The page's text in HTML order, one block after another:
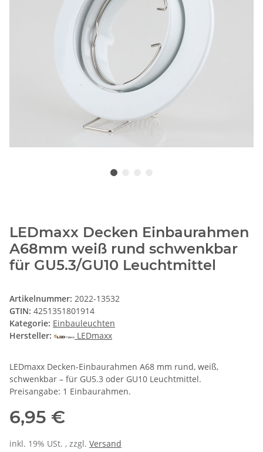
LEDmaxx Decken Einbaurahmen
A68mm weiß rund schwenkbar
für GU5.3/GU10 Leuchtmittel
Artikelnummer: 2022-13532
GTIN: 4251351801914
Kategorie: Einbauleuchten
Hersteller:
LEDmaxx
LEDmaxx Decken-Einbaurahmen A68 mm rund, weiß,
schwenkbar – für GU5.3 oder GU10 Leuchtmittel.
Preisangabe: 1 Einbaurahmen.
6,95 €
inkl. 19% USt. , zzgl. Versand